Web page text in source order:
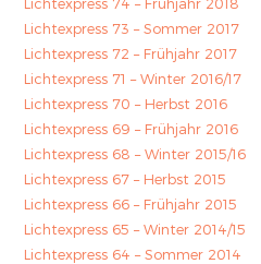
Lichtexpress 73 – Sommer 2017
Lichtexpress 72 – Frühjahr 2017
Lichtexpress 71 – Winter 2016/17
Lichtexpress 70 – Herbst 2016
Lichtexpress 69 – Frühjahr 2016
Lichtexpress 68 – Winter 2015/16
Lichtexpress 67 – Herbst 2015
Lichtexpress 66 – Frühjahr 2015
Lichtexpress 65 – Winter 2014/15
Lichtexpress 64 – Sommer 2014